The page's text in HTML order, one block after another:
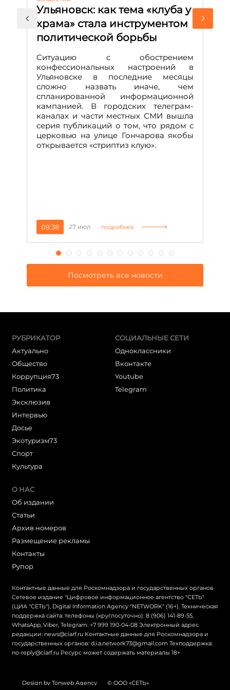
Ульяновск: как тема «клуба у
храма» стала инструментом
политической борьбы
Ситуацию с обострением
конфессиональных настроений в
Ульяновске в последние месяцы
сложно назвать иначе, чем
спланированной информационной
кампанией. В городских телеграм-
каналах и части местных СМИ вышла
серия публикаций о том, что рядом с
церковью на улице Гончарова якобы
открывается «стриптиз клую».
09:38 27 июл подробнее
Посмотреть все новости
РУБРИКАТОР
Актуально
Общество
Коррупция73
Политика
Эксклюзив
Интервью
Досье
Экотуризм73
Cпорт
Культура
СОЦИАЛЬНЫЕ СЕТИ
Одноклассники
Вконтакте
Youtube
Telegram
О НАС
Об издании
Статьи
Архив номеров
Размещение рекламы
Контакты
Рупор
Контактные данные для Роскомнадзора и государственных органов
Сетевое издание "Цифровое информационное агентство "СЕТЬ"
(ЦИА "СЕТЬ"), Digital Information Agency "NETWORK" (16+). Техническая
поддержка сайта: телефоны (круглосуточно): 8 (906) 141-89-55,
WhatsApp, Viber, Telegram: +7 999 190-04-08 Электронный адрес
редакции: news@ciarf.ru Контактные данные для Роскомнадзора и
государственных органов: d.i.a.network73@gmail.com Техподдержка:
no-reply@ciarf.ru Ресурс может содержать материалы 18+
Design by Tonweb Agency © ООО «СЕТЬ»